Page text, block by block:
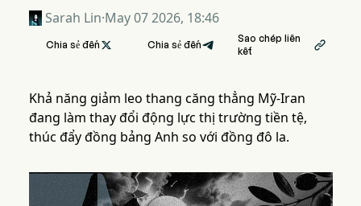
Sarah Lin·May 07 2026, 18:46
Chia sẻ đến  Chia sẻ đến
Sao chép liên
kết

Khả năng giảm leo thang căng thẳng Mỹ-Iran
đang làm thay đổi động lực thị trường tiền tệ,
thúc đẩy đồng bảng Anh so với đồng đô la.